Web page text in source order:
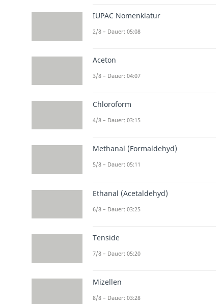
IUPAC Nomenklatur
2/8 – Dauer: 05:08
Aceton
3/8 – Dauer: 04:07
Chloroform
4/8 – Dauer: 03:15
Methanal (Formaldehyd)
5/8 – Dauer: 05:11
Ethanal (Acetaldehyd)
6/8 – Dauer: 03:25
Tenside
7/8 – Dauer: 05:20
Mizellen
8/8 – Dauer: 03:28